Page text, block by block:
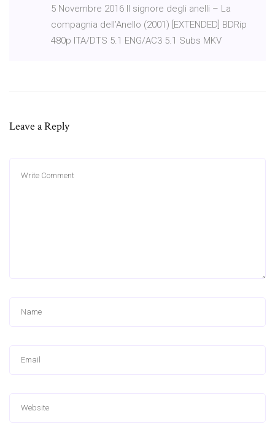
5 Novembre 2016 Il signore degli anelli – La
compagnia dell’Anello (2001) [EXTENDED] BDRip
480p ITA/DTS 5.1 ENG/AC3 5.1 Subs MKV
Leave a Reply